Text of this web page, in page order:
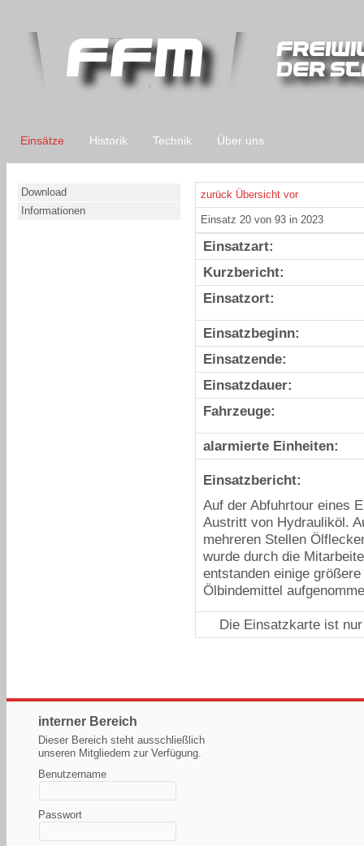
Einsätze Historik Technik Über uns
Download
Informationen
zurück Übersicht vor
Einsatz 20 von 93 in 2023
Einsatzart:
Kurzbericht:
Einsatzort:
Einsatzbeginn:
Einsatzende:
Einsatzdauer:
Fahrzeuge:
alarmierte Einheiten:
Einsatzbericht:
Auf der Abfuhrtour eines
Austritt von Hydrauliköl.
mehreren Stellen
wurde durch die
entstanden einige
Ölbindemittel
Die Einsatzkarte ist
interner Bereich
Dieser Bereich steht ausschließlich
unseren Mitgliedern zur Verfügung.
Benutzername
Passwort